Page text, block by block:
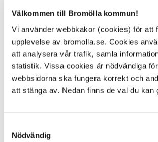
Välkommen till Bromölla kommun!
Vi använder webbkakor (cookies) för att
upplevelse av bromolla.se. Cookies
att analysera vår trafik, samla
statistik. Vissa cookies är nödvändiga
webbsidorna ska fungera korrekt och
att stänga av. Nedan finns de val du kan
Nödvändig
Daglig verksamhet Gonarp är beläget i
Näsum.